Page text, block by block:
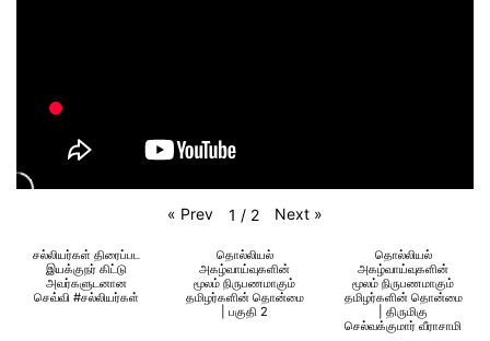
« Prev 1 / 2 Next »
சல்லியர்கள் திரைப்பட
இயக்குநர் கிட்டு
அவர்களுடனான
செவ்வி #சல்லியர்கள்
தொல்லியல்
அகழ்வாய்வுகளின்
மூலம் நிருபணமாகும்
தமிழர்களின் தொன்மை
| பகுதி 2
தொல்லியல்
அகழ்வாய்வுகளின்
மூலம் நிருபணமாகும்
தமிழர்களின் தொன்மை
| திருமிகு
செல்வக்குமார் வீராசாமி